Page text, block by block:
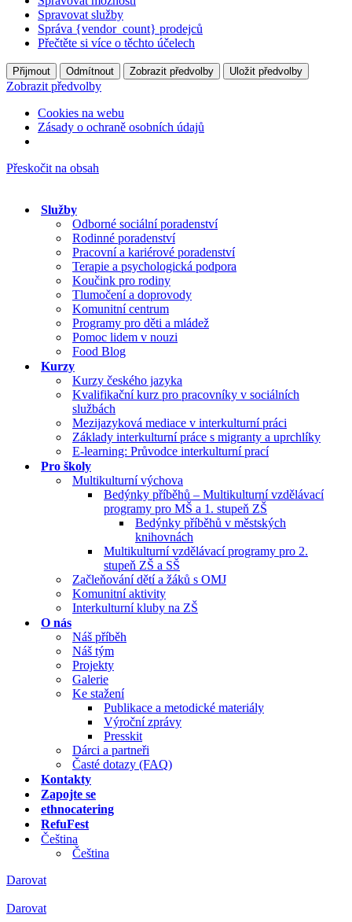
Spravovat služby
Správa {vendor_count} prodejců
Přečtěte si více o těchto účelech
Přijmout Odmítnout Zobrazit předvolby Uložit předvolby
Zobrazit předvolby
Cookies na webu
Zásady o ochraně osobních údajů
Přeskočit na obsah
Služby
Odborné sociální poradenství
Rodinné poradenství
Pracovní a kariérové poradenství
Terapie a psychologická podpora
Koučink pro rodiny
Tlumočení a doprovody
Komunitní centrum
Programy pro děti a mládež
Pomoc lidem v nouzi
Food Blog
Kurzy
Kurzy českého jazyka
Kvalifikační kurz pro pracovníky v sociálních
službách
Mezijazyková mediace v interkulturní práci
Základy interkulturní práce s migranty a uprchlíky
E-learning: Průvodce interkulturní prací
Pro školy
Multikulturní výchova
Bedýnky příběhů – Multikulturní vzdělávací
programy pro MŠ a 1. stupeň ZŠ
Bedýnky příběhů v městských
knihovnách
Multikulturní vzdělávací programy pro 2.
stupeň ZŠ a SŠ
Začleňování dětí a žáků s OMJ
Komunitní aktivity
Interkulturní kluby na ZŠ
O nás
Náš příběh
Náš tým
Projekty
Galerie
Ke stažení
Publikace a metodické materiály
Výroční zprávy
Presskit
Dárci a partneři
Časté dotazy (FAQ)
Kontakty
Zapojte se
ethnocatering
RefuFest
Čeština
Čeština
Darovat
Darovat